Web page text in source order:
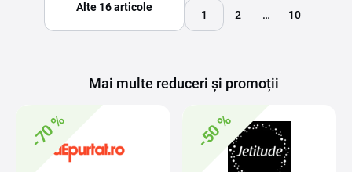
Alte 16 articole
1 2 … 10
Mai multe reduceri și promoții
-70 % -50 %